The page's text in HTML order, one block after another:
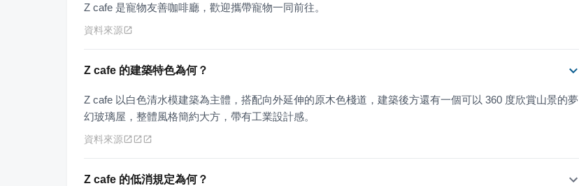
Z cafe 是寵物友善咖啡廳，歡迎攜帶寵物一同前往。
資料來源
Z cafe 的建築特色為何？
Z cafe 以白色清水模建築為主體，搭配向外延伸的原木色棧道，建築後方還有一個可以 360 度欣賞山景的夢
幻玻璃屋，整體風格簡約大方，帶有工業設計感。
資料來源
Z cafe 的低消規定為何？